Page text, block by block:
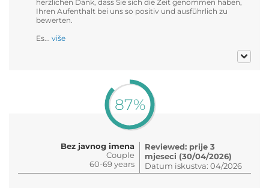
herzlichen Dank, dass Sie sich die Zeit genommen haben,
Ihren Aufenthalt bei uns so positiv und ausführlich zu
bewerten.
Es... više
87%
Bez javnog imena
Couple
60-69 years
Reviewed: prije 3
mjeseci (30/04/2026)
Datum iskustva: 04/2026